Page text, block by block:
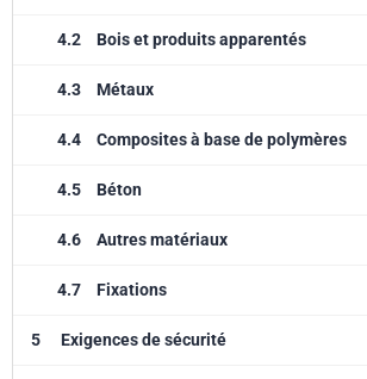
4.2 Bois et produits apparentés
4.3 Métaux
4.4 Composites à base de polymères
4.5 Béton
4.6 Autres matériaux
4.7 Fixations
5 Exigences de sécurité